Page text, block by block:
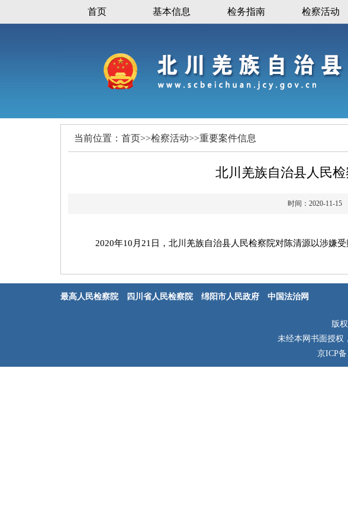
首页 基本信息 检务指南 检察活动
当前位置： 首页>>检察活动>>重要案件信息
北川羌族自治县人民
时间：2020-
2020年10月21日，北川羌族自治县人民检察院对陈清源以涉嫌受
最高人民检察院 四川省人民检察院 绵阳市人民政府 中国法治网
版
未经本网书面授权
京ICP